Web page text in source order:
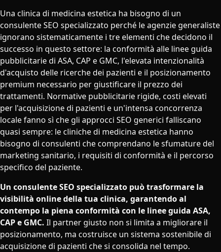
Una clinica di medicina estetica ha bisogno di un
consulente SEO specializzato perché le agenzie generaliste
ignorano sistematicamente i tre elementi che decidono il
successo in questo settore: la conformità alle linee guida
pubblicitarie di ASA, CAP e GMC, l'elevata intenzionalità
d'acquisto delle ricerche dei pazienti e il posizionamento
premium necessario per giustificare il prezzo dei
trattamenti. Normative pubblicitarie rigide, costi elevati
per l'acquisizione di pazienti e un'intensa concorrenza
locale fanno sì che gli approcci SEO generici falliscano
quasi sempre: le cliniche di medicina estetica hanno
bisogno di consulenti che comprendano le sfumature del
marketing sanitario, i requisiti di conformità e il percorso
specifico del paziente.
Un consulente SEO specializzato può trasformare la
visibilità online della tua clinica, garantendo al
contempo la piena conformità con le linee guida ASA,
CAP e GMC. Il partner giusto non si limita a migliorare il
posizionamento, ma costruisce un sistema sostenibile di
acquisizione di pazienti che si consolida nel tempo.